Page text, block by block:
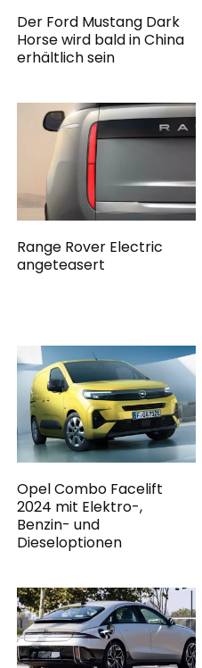
Der Ford Mustang Dark
Horse wird bald in China
erhältlich sein
Range Rover Electric
angeteasert
Opel Combo Facelift
2024 mit Elektro-,
Benzin- und
Dieseloptionen